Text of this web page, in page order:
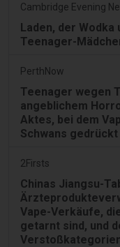
Cambridge Evening
Laden, der Wodka
Teenager-
PerthNow
Teenager wegen
angeblichem
Aktes, bei dem
Schwans gedrückt
2Firsts
Chinas Jiangsu-
Vape-Verkäufe,
getarnt sind, und